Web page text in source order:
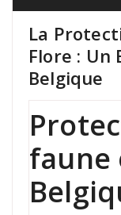
La
Flore : Un
Belgique
faune